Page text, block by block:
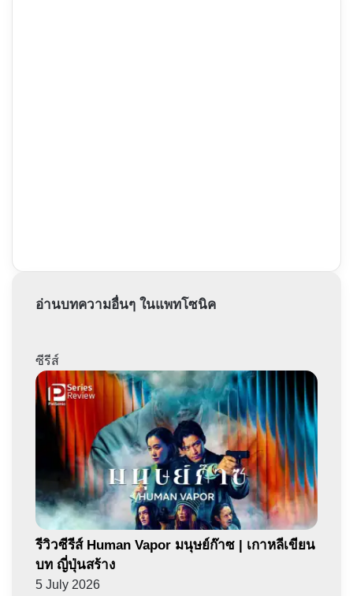
อ่านบทความอื่นๆ ในแพทโซนิค
ซีรีส์
รีวิวซีรีส์ Human Vapor มนุษย์ก๊าซ | เกาหลีเขียน
บท ญี่ปุ่นสร้าง
5 July 2026